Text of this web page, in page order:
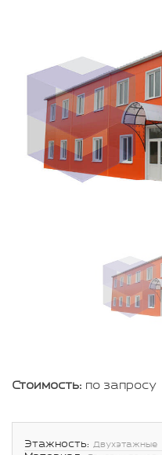
Стоимость: по запросу
Этажность: Двухэтажные